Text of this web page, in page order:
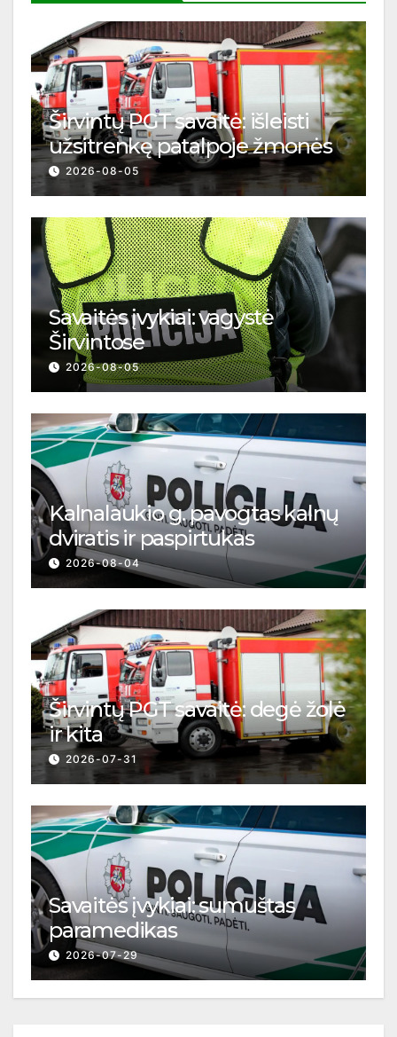
Širvintų PGT savaitė: išleisti
užsitrenkę patalpoje žmonės
2026-08-05
Savaitės įvykiai: vagystė
Širvintose
2026-08-05
Kalnalaukio g. pavogtas kalnų
dviratis ir paspirtukas
2026-08-04
Širvintų PGT savaitė: degė žolė
ir kita
2026-07-31
Savaitės įvykiai: sumuštas
paramedikas
2026-07-29